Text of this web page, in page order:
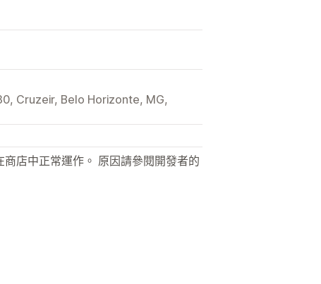
Cruzeir, Belo Horizonte, MG,
店中正常運作。 原因請參閱開發者的